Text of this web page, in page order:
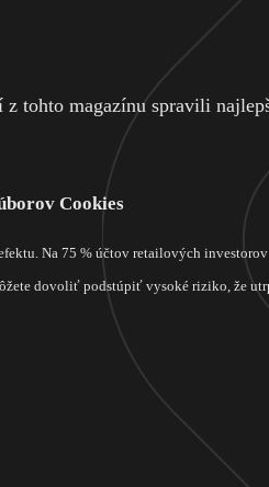
tohto magazínu spravili
Cookies
Na 75 % účtov retailových
dovoliť podstúpiť vysoké riziko, že